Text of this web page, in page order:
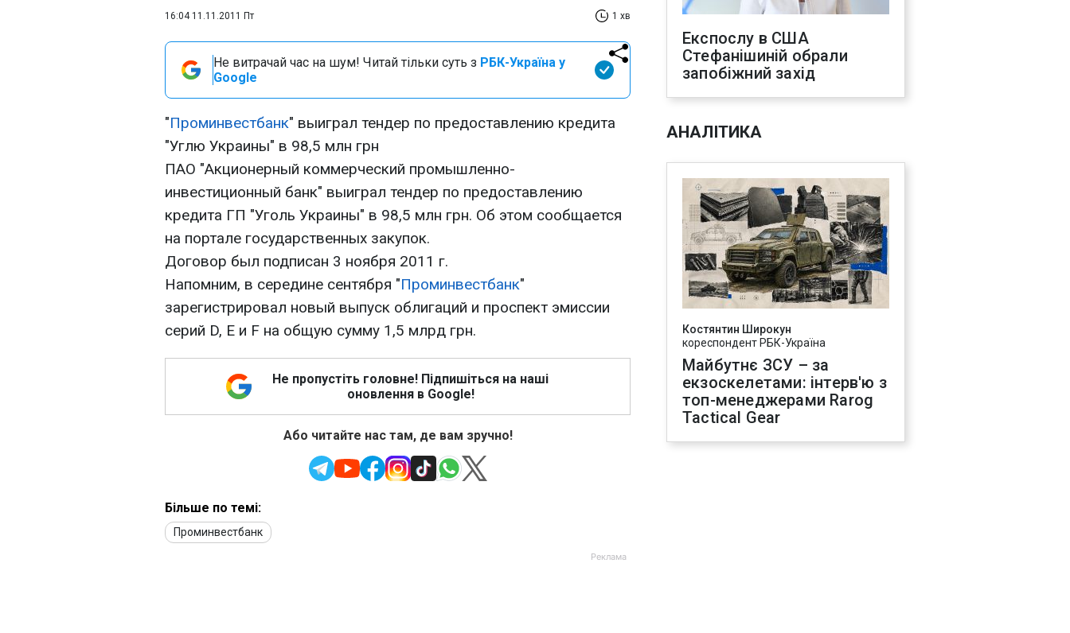
16:04 11.11.2011 Пт 1 хв
Не витрачай час на шум! Читай тільки суть з РБК-Україна у
Google
"Проминвестбанк" выиграл тендер по предоставлению кредита
"Углю Украины" в 98,5 млн грн
ПАО "Акционерный коммерческий промышленно-
инвестиционный банк" выиграл тендер по предоставлению
кредита ГП "Уголь Украины" в 98,5 млн грн. Об этом сообщается
на портале государственных закупок.
Договор был подписан 3 ноября 2011 г.
Напомним, в середине сентября "Проминвестбанк"
зарегистрировал новый выпуск облигаций и проспект эмиссии
серий D, E и F на общую сумму 1,5 млрд грн.
Не пропустіть головне! Підпишіться на наші
оновлення в Google!
Або читайте нас там, де вам зручно!
Більше по темі:
Проминвестбанк
Експослу в США
Стефанішиній обрали
запобіжний захід
АНАЛІТИКА
Костянтин Широкун
кореспондент РБК-Україна
Майбутнє ЗСУ – за
екзоскелетами: інтерв'ю з
топ-менеджерами Rarog
Tactical Gear